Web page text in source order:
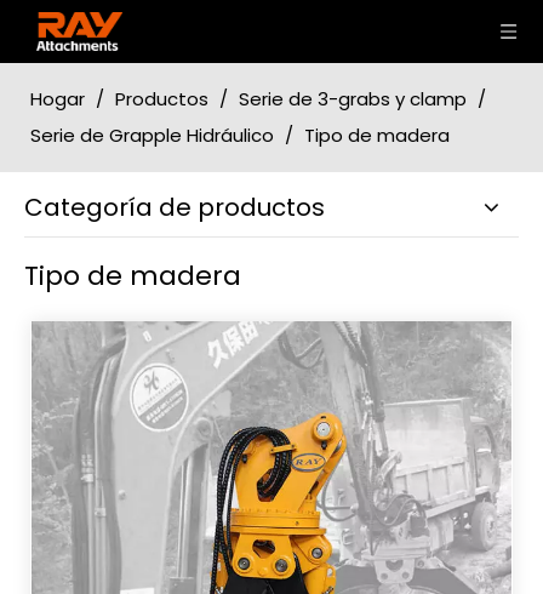
Hogar / Productos / Serie de 3-grabs y clamp /
Serie de Grapple Hidráulico / Tipo de madera
Categoría de productos
Tipo de madera